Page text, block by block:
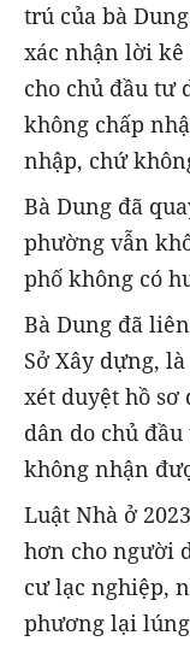
trú của bà
xác nhận lời
cho chủ đầu tư
không chấp
nhập, chứ
Bà Dung đã
phường vẫn
phố không có
Bà Dung đã
Sở Xây dựng,
xét duyệt hồ
dân do chủ
không nhận
Luật Nhà ở
hơn cho người
cư lạc nghiệp,
phương lại